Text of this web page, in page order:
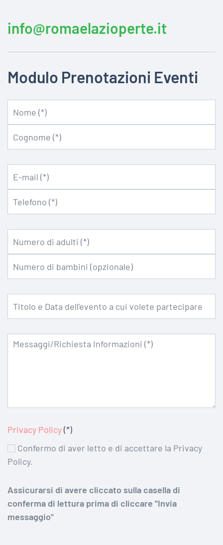
info@romaelazioperte.it
Modulo Prenotazioni Eventi
Privacy Policy(*)
Policy.
Assicurarsi di avere cliccato sulla casella di
conferma di lettura prima di cliccare "Invia
messaggio"